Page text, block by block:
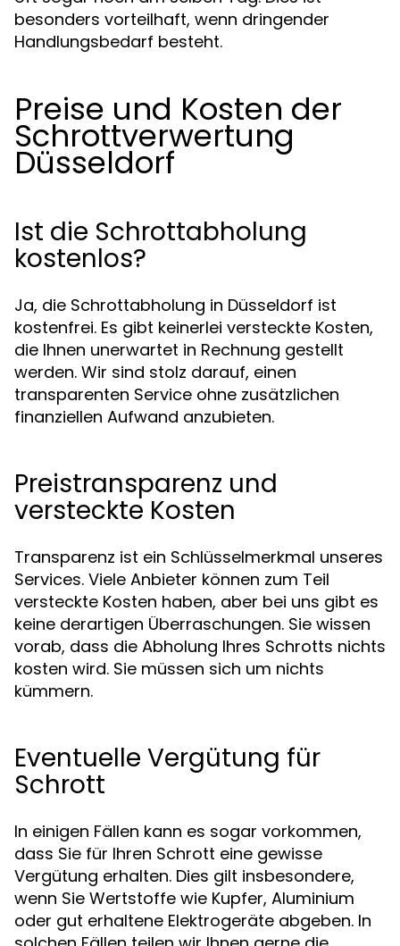
besonders vorteilhaft, wenn dringender
Handlungsbedarf besteht.
Preise und Kosten der
Schrottverwertung
Düsseldorf
Ist die Schrottabholung
kostenlos?
Ja, die Schrottabholung in Düsseldorf ist
kostenfrei. Es gibt keinerlei versteckte Kosten,
die Ihnen unerwartet in Rechnung gestellt
werden. Wir sind stolz darauf, einen
transparenten Service ohne zusätzlichen
finanziellen Aufwand anzubieten.
Preistransparenz und
versteckte Kosten
Transparenz ist ein Schlüsselmerkmal unseres
Services. Viele Anbieter können zum Teil
versteckte Kosten haben, aber bei uns gibt es
keine derartigen Überraschungen. Sie wissen
vorab, dass die Abholung Ihres Schrotts nichts
kosten wird. Sie müssen sich um nichts
kümmern.
Eventuelle Vergütung für
Schrott
In einigen Fällen kann es sogar vorkommen,
dass Sie für Ihren Schrott eine gewisse
Vergütung erhalten. Dies gilt insbesondere,
wenn Sie Wertstoffe wie Kupfer, Aluminium
oder gut erhaltene Elektrogeräte abgeben. In